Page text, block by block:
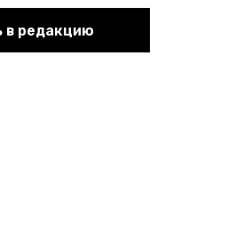
в редакцию